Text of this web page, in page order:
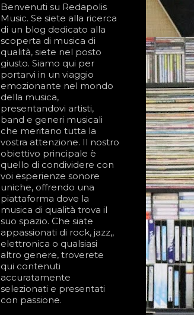
Benvenuti su Redapolis
Music. Se siete alla ricerca
di un blog dedicato alla
scoperta di musica di
qualità, siete nel posto
giusto. Siamo qui per
portarvi in un viaggio
emozionante nel mondo
della musica,
presentandovi artisti,
band e generi musicali
che meritano tutta la
vostra attenzione. Il nostro
obiettivo principale è
quello di condividere con
voi esperienze sonore
uniche, offrendo una
piattaforma dove la
musica di qualità trova il
suo spazio. Che siate
appassionati di rock, jazz,,
elettronica o qualsiasi
altro genere, troverete
qui contenuti
accuratamente
selezionati e presentati
con passione.